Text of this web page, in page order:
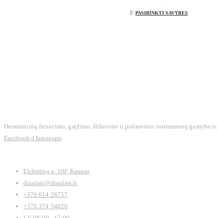
PASIRINKTI SAVYBES
Deimantinių frezavimo, gręžimo, šlifavimo ir poliravimo instrumentų gamyba ir
Facebook-f Instagram
Elektrėnų g. 10F, Kaunas
diaplast@diaplast.lt
+370 614 26717
+370 374 54026